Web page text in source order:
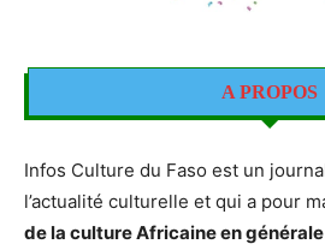
A PROPOS
Infos Culture du Faso est un
l’actualité culturelle et qui a pour
de la culture Africaine en